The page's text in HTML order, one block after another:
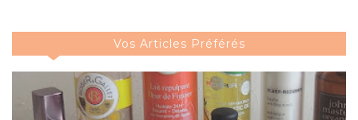
Vos Articles Préférés